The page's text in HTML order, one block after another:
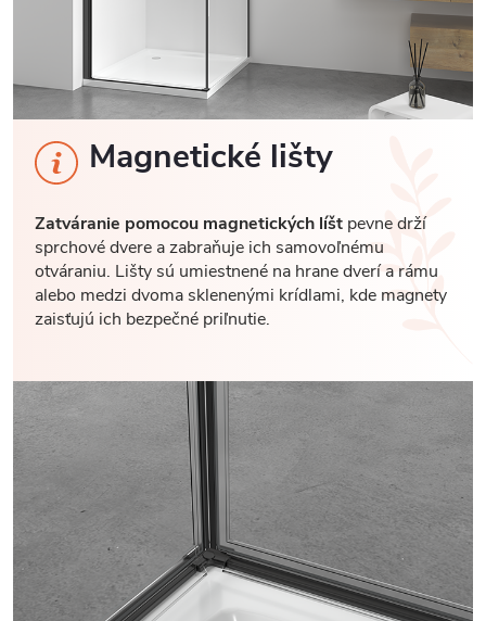
Magnetické lišty
Zatváranie pomocou magnetických líšt pevne drží
sprchové dvere a zabraňuje ich samovoľnému
otváraniu. Lišty sú umiestnené na hrane dverí a rámu
alebo medzi dvoma sklenenými krídlami, kde magnety
zaisťujú ich bezpečné priľnutie.